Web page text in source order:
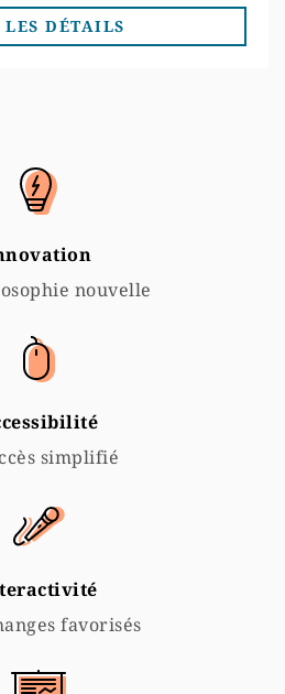
DÉTAILS
nouvelle
simplifié
favorisés